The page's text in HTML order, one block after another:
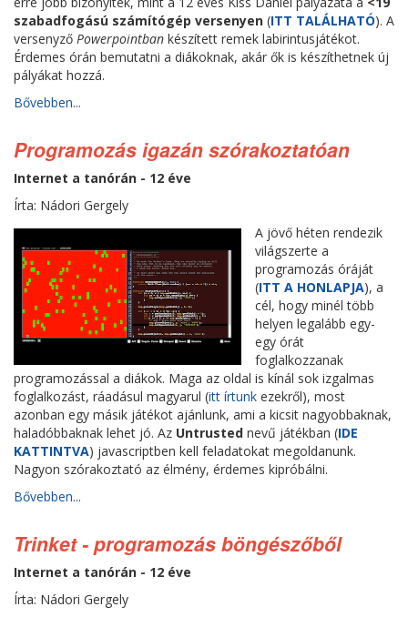
szabadfogású számítógép versenyen (ITT TALÁLHATÓ). A
versenyző Powerpointban készített remek labirintusjátékot.
Érdemes órán bemutatni a diákoknak, akár ők is készíthetnek új
pályákat hozzá.
Bővebben...
Programozás igazán szórakoztatóan
Internet a tanórán - 12 éve
Írta: Nádori Gergely
A jövő héten rendezik
világszerte a
programozás óráját
(ITT A HONLAPJA), a
cél, hogy minél több
helyen legalább egy-
egy órát
foglalkozzanak
programozással a diákok. Maga az oldal is kínál sok izgalmas
foglalkozást, ráadásul magyarul (itt írtunk ezekről), most
azonban egy másik játékot ajánlunk, ami a kicsit nagyobbaknak,
haladóbbaknak lehet jó. Az Untrusted nevű játékban (IDE
KATTINTVA) javascriptben kell feladatokat megoldanunk.
Nagyon szórakoztató az élmény, érdemes kipróbálni.
Bővebben...
Trinket - programozás böngészőből
Internet a tanórán - 12 éve
Írta: Nádori Gergely